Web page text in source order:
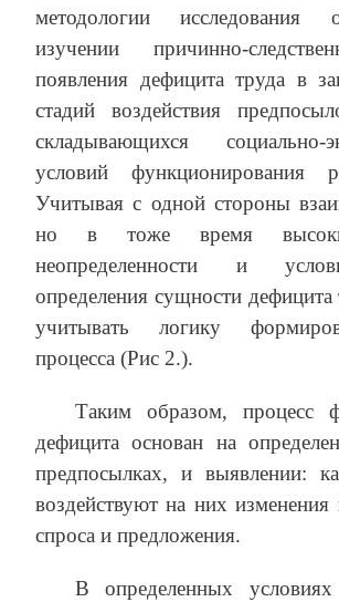
методологии исследования
изучении причинно-
появления дефицита труда в
стадий воздействия
складывающихся социально-
условий функционирования
Учитывая с одной стороны
но в тоже время
неопределенности и
определения сущности дефицита
учитывать логику
процесса (Рис 2.).
Таким образом, процесс
дефицита основан на
предпосылках, и выявлении:
воздействуют на них изменения
спроса и предложения.
В определенных